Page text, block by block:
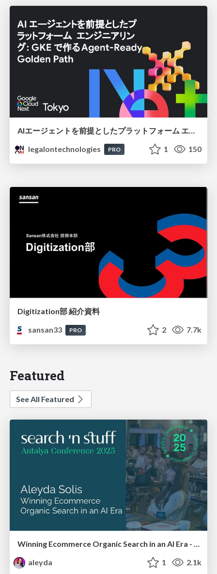
legalontechnologies
PRO 1 150
Digitization部 紹介資料
sansan33
PRO 2 7.7k
Featured
See All Featured
Winning Ecommerce Organic Search in an AI Era - #searchnstuff2025
aleyda
1 2.1k